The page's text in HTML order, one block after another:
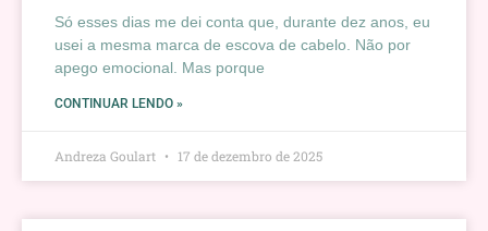
Só esses dias me dei conta que, durante dez anos, eu
usei a mesma marca de escova de cabelo. Não por
apego emocional. Mas porque
CONTINUAR LENDO »
Andreza Goulart 17 de dezembro de 2025